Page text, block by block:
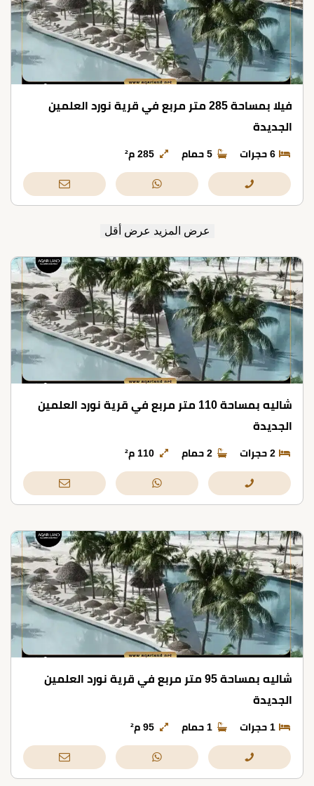
فيلا بمساحة 285 متر مربع في قرية نورد العلمين
الجديدة
6 حجرات 5 حمام 285 م²
عرض المزيد عرض أقل
شاليه بمساحة 110 متر مربع في قرية نورد العلمين
الجديدة
2 حجرات 2 حمام 110 م²
شاليه بمساحة 95 متر مربع في قرية نورد العلمين
الجديدة
1 حجرات 1 حمام 95 م²